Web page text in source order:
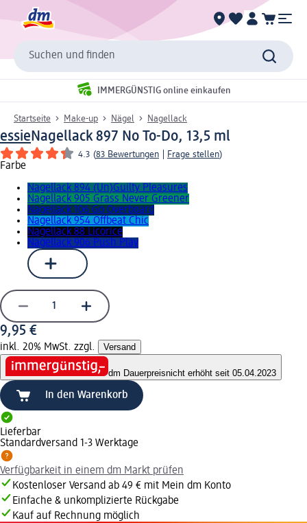
Suchen und finden
IMMERGÜNSTIG online einkaufen
Startseite Make-up Nägel Nagellack
essieNagellack 897 No To-Do, 13,5 ml
4.3 (83 Bewertungen Frage stellen)
Farbe
Nagellack 894 (Un)Guilty Pleasures
Nagellack 905 Grass Never Greener
Nagellack 106 Go Overboard
Nagellack 954 Offbeat Chic
Nagellack 88 Licorice
Nagellack 906 Push Play
9,95 €
inkl. 20% MwSt. zzgl. Versand
dm Dauerpreisnicht erhöht seit 05.04.2023
In den Warenkorb
Lieferbar
Standardversand 1-3 Werktage
Verfügbarkeit in einem dm Markt prüfen
Kostenloser Versand ab 49 € mit Mein dm Konto
Einfache & unkomplizierte Rückgabe
Kauf auf Rechnung möglich